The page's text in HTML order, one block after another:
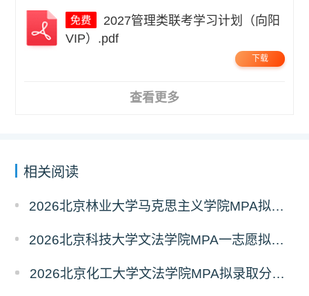
VIP）.pdf
下载
查看更多
相关阅读
2026北京林业大学马克思主义学院MPA拟录取分析解读
2026北京科技大学文法学院MPA一志愿拟录取分析解读
2026北京化工大学文法学院MPA拟录取分析解读